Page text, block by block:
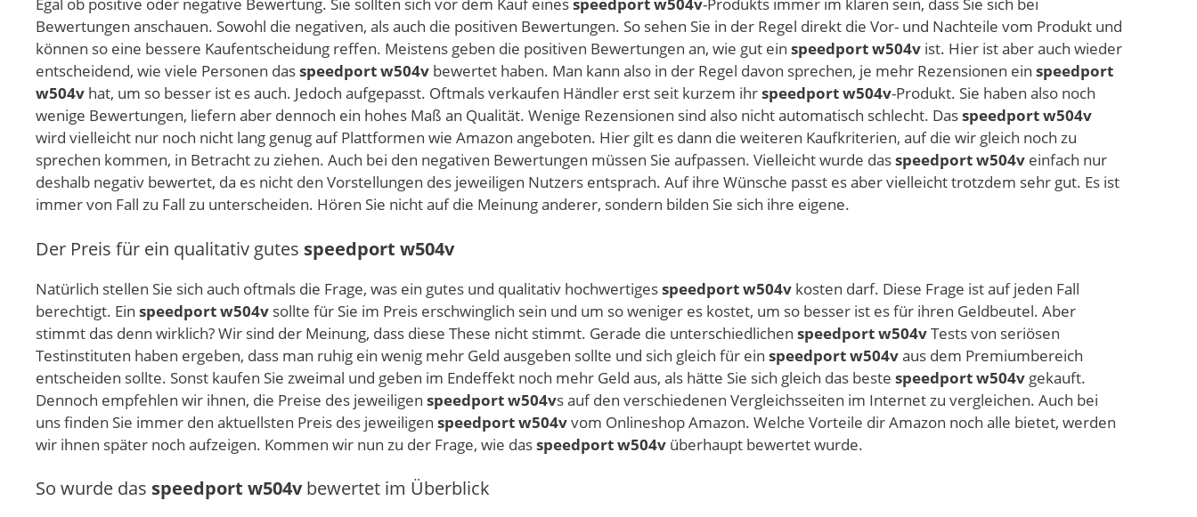
Egal ob positive oder negative Bewertung. Sie sollten sich vor dem Kauf einesspeedport w504v-Produkts immer im klaren sein, dass Sie sich bei
Bewertungen anschauen. Sowohl die negativen, als auch die positiven Bewertungen. So sehen Sie in der Regel direkt die Vor- und Nachteile vom Produkt und
können so eine bessere Kaufentscheidung reffen. Meistens geben die positiven Bewertungen an, wie gut ein speedport w504v ist. Hier ist aber auch wieder
entscheidend, wie viele Personen dasspeedport w504v bewertet haben. Man kann also in der Regel davon sprechen, je mehr Rezensionen ein speedport
w504v hat, um so besser ist es auch. Jedoch aufgepasst. Oftmals verkaufen Händler erst seit kurzem ihrspeedport w504v-Produkt. Sie haben also noch
wenige Bewertungen, liefern aber dennoch ein hohes Maß an Qualität. Wenige Rezensionen sind also nicht automatisch schlecht. Dasspeedport w504v
wird vielleicht nur noch nicht lang genug auf Plattformen wie Amazon angeboten. Hier gilt es dann die weiteren Kaufkriterien, auf die wir gleich noch zu
sprechen kommen, in Betracht zu ziehen. Auch bei den negativen Bewertungen müssen Sie aufpassen. Vielleicht wurde dasspeedport w504v einfach nur
deshalb negativ bewertet, da es nicht den Vorstellungen des jeweiligen Nutzers entsprach. Auf ihre Wünsche passt es aber vielleicht trotzdem sehr gut. Es ist
immer von Fall zu Fall zu unterscheiden. Hören Sie nicht auf die Meinung anderer, sondern bilden Sie sich ihre eigene.
Der Preis für ein qualitativ gutes speedport w504v
Natürlich stellen Sie sich auch oftmals die Frage, was ein gutes und qualitativ hochwertigesspeedport w504v kosten darf. Diese Frage ist auf jeden Fall
berechtigt. Ein speedport w504v sollte für Sie im Preis erschwinglich sein und um so weniger es kostet, um so besser ist es für ihren Geldbeutel. Aber
stimmt das denn wirklich? Wir sind der Meinung, dass diese These nicht stimmt. Gerade die unterschiedlichen speedport w504vTests von seriösen
Testinstituten haben ergeben, dass man ruhig ein wenig mehr Geld ausgeben sollte und sich gleich für ein speedport w504vaus dem Premiumbereich
entscheiden sollte. Sonst kaufen Sie zweimal und geben im Endeffekt noch mehr Geld aus, als hätte Sie sich gleich das beste speedport w504v gekauft.
Dennoch empfehlen wir ihnen, die Preise des jeweiligen speedport w504vs auf den verschiedenen Vergleichsseiten im Internet zu vergleichen. Auch bei
uns finden Sie immer den aktuellsten Preis des jeweiligen speedport w504vvom Onlineshop Amazon. Welche Vorteile dir Amazon noch alle bietet, werden
wir ihnen später noch aufzeigen. Kommen wir nun zu der Frage, wie dasspeedport w504v überhaupt bewertet wurde.
So wurde das speedport w504vbewertet im Überblick